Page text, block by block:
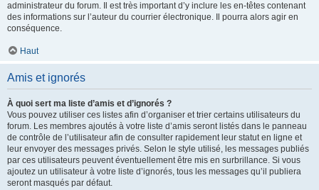
administrateur du forum. Il est très important d’y inclure les en-têtes contenant
des informations sur l’auteur du courrier électronique. Il pourra alors agir en
conséquence.
Haut
Amis et ignorés
À quoi sert ma liste d’amis et d’ignorés ?
Vous pouvez utiliser ces listes afin d’organiser et trier certains utilisateurs du
forum. Les membres ajoutés à votre liste d’amis seront listés dans le panneau
de contrôle de l’utilisateur afin de consulter rapidement leur statut en ligne et
leur envoyer des messages privés. Selon le style utilisé, les messages publiés
par ces utilisateurs peuvent éventuellement être mis en surbrillance. Si vous
ajoutez un utilisateur à votre liste d’ignorés, tous les messages qu’il publiera
seront masqués par défaut.